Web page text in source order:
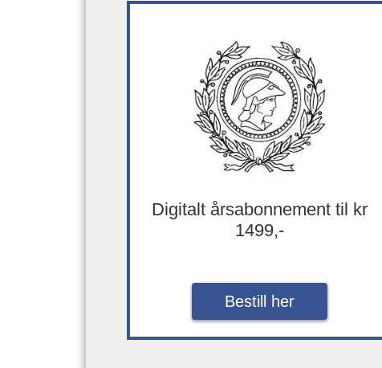
Digitalt årsabonnement til kr
1499,-
Bestill her